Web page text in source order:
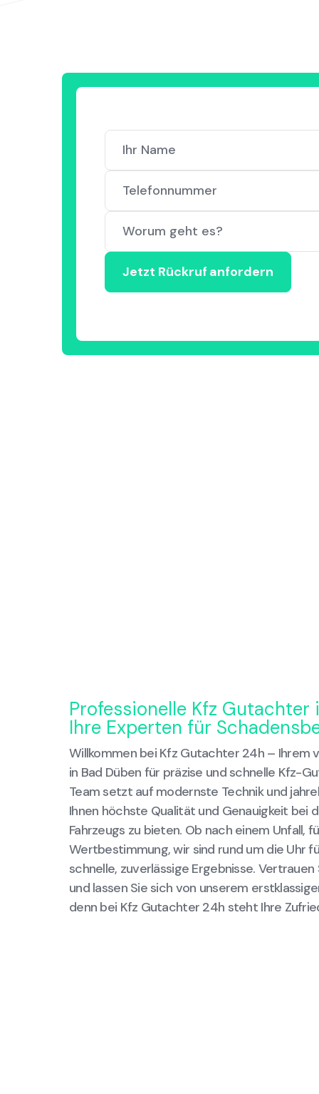
Professionelle Kfz Gutachter
Ihre Experten für
Willkommen bei Kfz Gutachter 24h – Ihrem
in Bad Düben für präzise und schnelle Kfz-
Team setzt auf modernste Technik und
Ihnen höchste Qualität und Genauigkeit bei
Fahrzeugs zu bieten. Ob nach einem Unfall,
Wertbestimmung, wir sind rund um die Uhr
schnelle, zuverlässige Ergebnisse.
und lassen Sie sich von unserem
denn bei Kfz Gutachter 24h steht Ihre